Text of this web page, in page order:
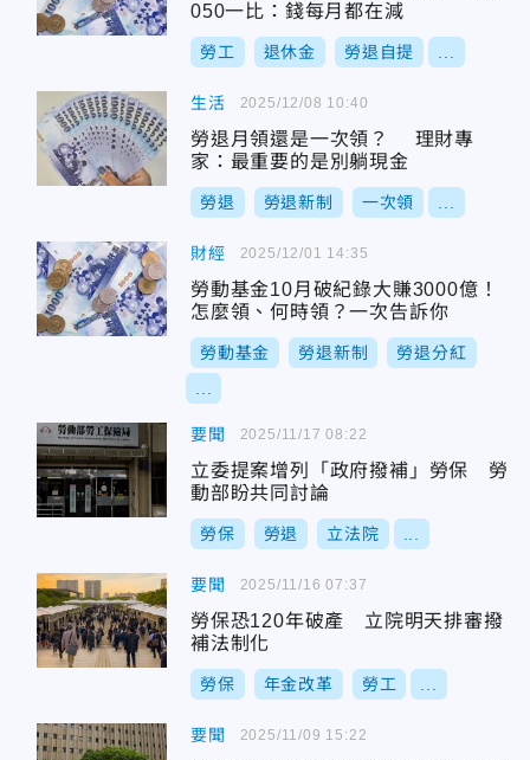
050一比：錢每月都在減
勞工 退休金 勞退自提
生活
勞退月領還是一次領？ 理財專
家：最重要的是別躺現金
勞退 勞退新制 一次領
2025/12/08 10:40
財經
勞動基金10月破紀錄大賺3000億！
怎麼領、何時領？一次告訴你
勞動基金 勞退新制 勞退分紅
2025/12/01 14:35
要聞
立委提案增列「政府撥補」勞保 勞
動部盼共同討論
勞保 勞退 立法院
2025/11/17 08:22
要聞
勞保恐120年破產 立院明天排審撥
補法制化
勞保 年金改革 勞工
2025/11/16 07:37
要聞 2025/11/09 15:22